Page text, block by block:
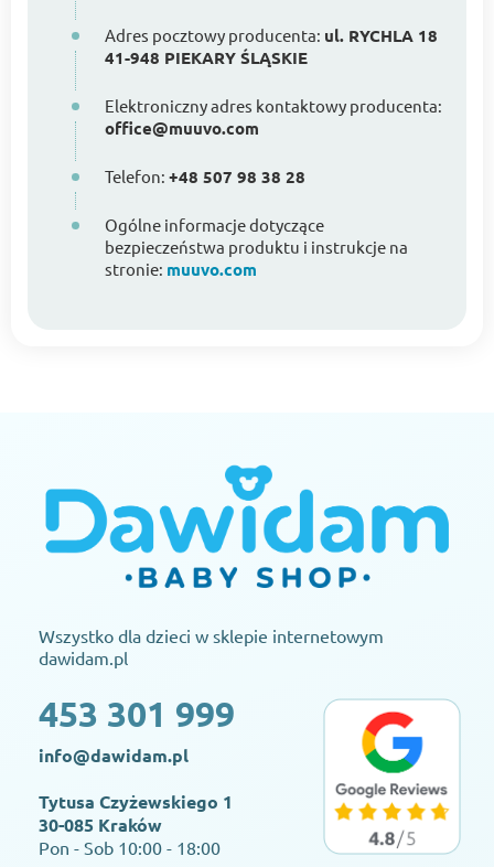
Adres pocztowy producenta: ul. RYCHLA 18
41-948 PIEKARY ŚLĄSKIE
Elektroniczny adres kontaktowy producenta:
office@muuvo.com
Telefon: +48 507 98 38 28
Ogólne informacje dotyczące
bezpieczeństwa produktu i instrukcje na
stronie: muuvo.com
Wszystko dla dzieci w sklepie internetowym
dawidam.pl
453 301 999
info@dawidam.pl
Tytusa Czyżewskiego 1
30-085 Kraków
Pon - Sob 10:00 - 18:00